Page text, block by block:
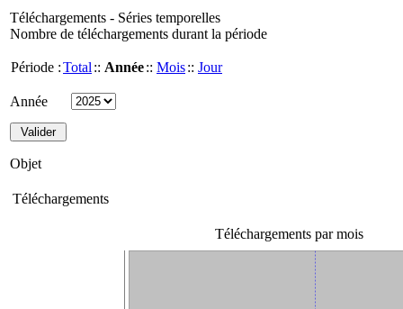
Téléchargements - Séries temporelles
Nombre de téléchargements durant la période
Période :Total :: Année:: Mois:: Jour
Année
Objet
Téléchargements
Téléchargements par mois